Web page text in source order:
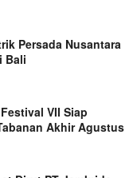
Persada Nusantara
Bali
VII Siap
Akhir Agustus